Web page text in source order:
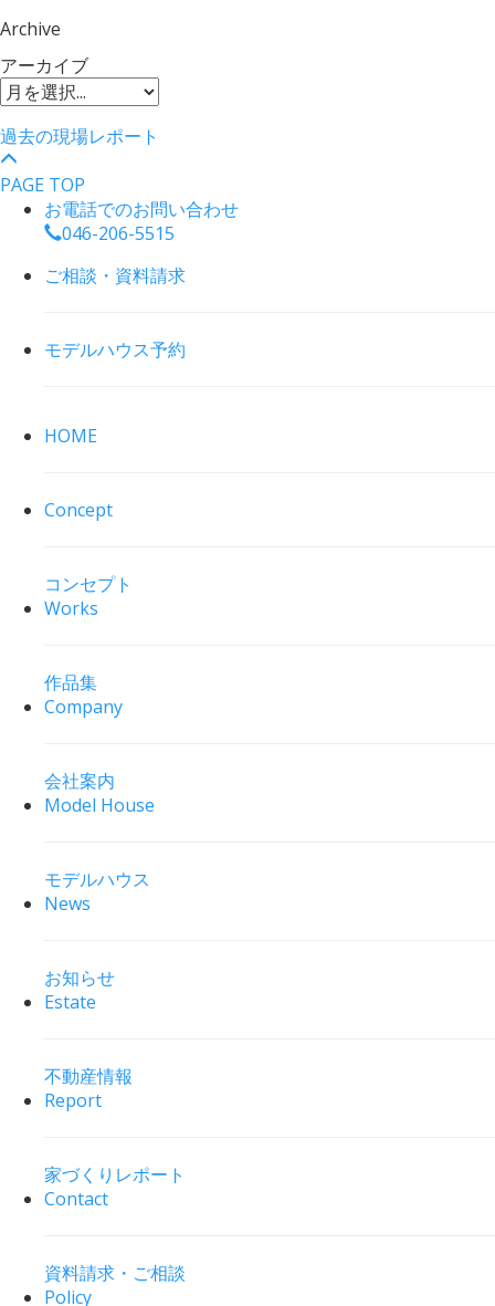
Archive
アーカイブ
過去の現場レポート
PAGE TOP
お電話でのお問い合わせ
046-206-5515
ご相談・資料請求
モデルハウス予約
HOME
Concept
コンセプト
Works
作品集
Company
会社案内
Model House
モデルハウス
News
お知らせ
Estate
不動産情報
Report
家づくりレポート
Contact
資料請求・ご相談
Policy